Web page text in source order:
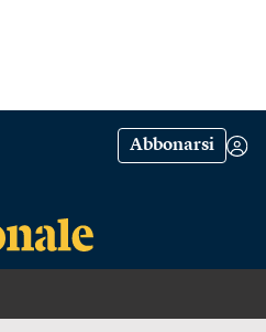
Abbonarsi